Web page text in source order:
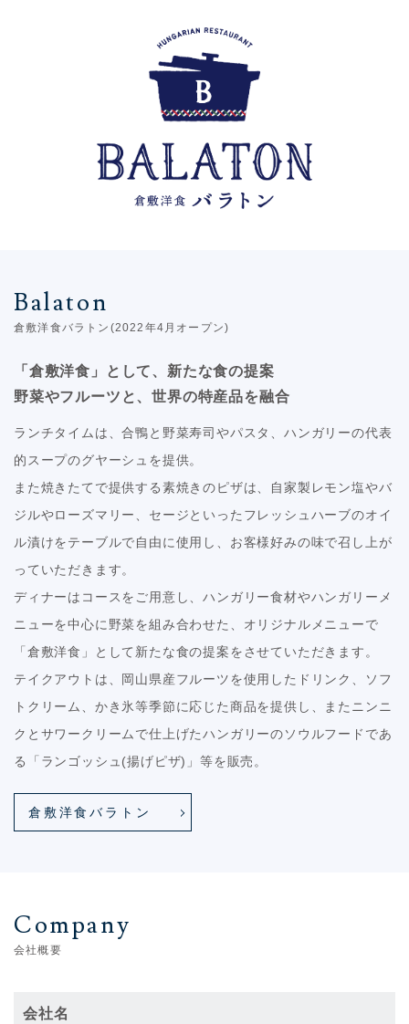
Balaton
倉敷洋食バラトン(2022年4月オープン)
「倉敷洋食」として、新たな食の提案
野菜やフルーツと、世界の特産品を融合
ランチタイムは、合鴨と野菜寿司やパスタ、ハンガリーの代表
的スープのグヤーシュを提供。
また焼きたてで提供する素焼きのピザは、自家製レモン塩やバ
ジルやローズマリー、セージといったフレッシュハーブのオイ
ル漬けをテーブルで自由に使用し、お客様好みの味で召し上が
っていただきます。
ディナーはコースをご用意し、ハンガリー食材やハンガリーメ
ニューを中心に野菜を組み合わせた、オリジナルメニューで
「倉敷洋食」として新たな食の提案をさせていただきます。
テイクアウトは、岡山県産フルーツを使用したドリンク、ソフ
トクリーム、かき氷等季節に応じた商品を提供し、またニンニ
クとサワークリームで仕上げたハンガリーのソウルフードであ
る「ランゴッシュ(揚げピザ)」等を販売。
倉敷洋食バラトン
Company
会社概要
会社名